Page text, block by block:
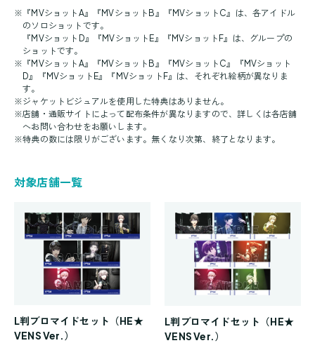
※ 『MVショットA』『MVショットB』『MVショットC』は、各アイドル
のソロショットです。
『MVショットD』『MVショットE』『MVショットF』は、グループの
ショットです。
※ 『MVショットA』『MVショットB』『MVショットC』『MVショット
D』『MVショットE』『MVショットF』は、それぞれ絵柄が異なりま
す。
※ジャケットビジュアルを使用した特典はありません。
※店舗・通販サイトによって配布条件が異なりますので、詳しくは各店舗
へお問い合わせをお願いします。
※特典の数には限りがございます。無くなり次第、終了となります。
対象店舗一覧
L判ブロマイドセット（HE★
VENS Ver.）
L判ブロマイドセット（HE★
VENS Ver.）